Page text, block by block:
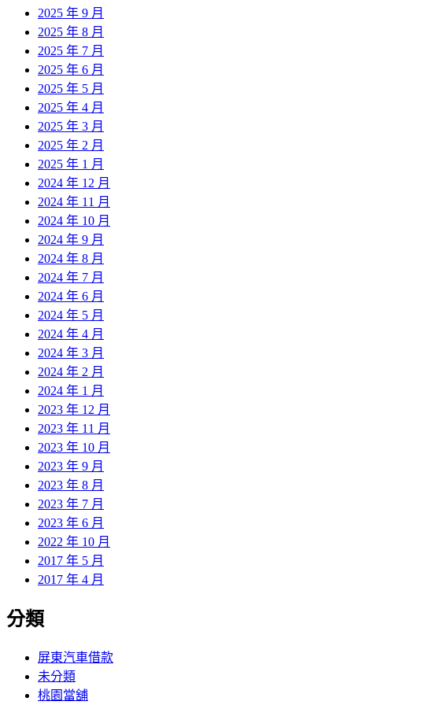
2025 年 9 月
2025 年 8 月
2025 年 7 月
2025 年 6 月
2025 年 5 月
2025 年 4 月
2025 年 3 月
2025 年 2 月
2025 年 1 月
2024 年 12 月
2024 年 11 月
2024 年 10 月
2024 年 9 月
2024 年 8 月
2024 年 7 月
2024 年 6 月
2024 年 5 月
2024 年 4 月
2024 年 3 月
2024 年 2 月
2024 年 1 月
2023 年 12 月
2023 年 11 月
2023 年 10 月
2023 年 9 月
2023 年 8 月
2023 年 7 月
2023 年 6 月
2022 年 10 月
2017 年 5 月
2017 年 4 月
分類
屏東汽車借款
未分類
桃園當舖